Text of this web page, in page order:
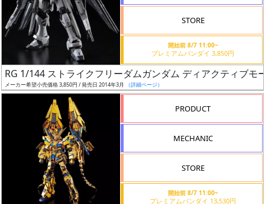
開
始
抽
選
STORE
開始前 8/7 11:00~
プレミアムバンダイ 3,850円
RG 1/144 ストライクフリーダムガンダム ディアクティブモ
メーカー希望小売価格 3,850円 / 発売日 2014年3月 （詳細ページ）
PRODUCT
MECHANIC
STORE
開始前 8/7 11:00~
プレミアムバンダイ 13,530円